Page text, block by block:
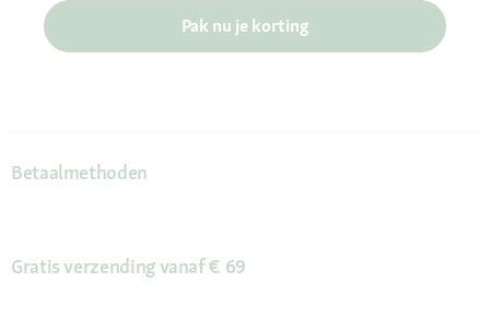
Pak nu je korting
Betaalmethoden
Gratis verzending vanaf € 69